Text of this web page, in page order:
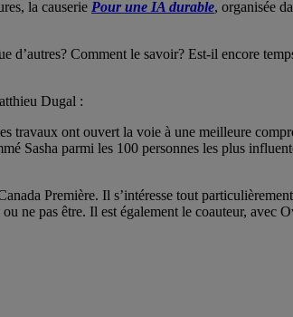
la causerie Pour une IA durable, organisée
Comment le savoir? Est-il encore
Dugal :
travaux ont ouvert la voie à une meilleure
Sasha parmi les 100 personnes les plus
Première. Il s’intéresse tout
ne pas être. Il est également le coauteur, avec